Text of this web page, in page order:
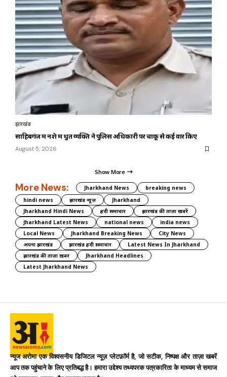
झारखंड
साहिबगंज में नशे में धुत व्यक्ति ने पुलिस अधिकारी पर चाकू से कई वार किए
August 5, 2026
Show More
More News: Jharkhand News
breaking news
hindi news
झारखंड न्यूज़
Jharkhand
Jharkhand Hindi News
हिंदी समाचार
झारखंड की ताज़ा खबरें
Jharkhand Latest News
national news
india news
Local News
Jharkhand Breaking News
City News
अपना झारखंड
झारखंड हिंदी समाचार
Latest News In Jharkhand
झारखंड की ताज़ा ख़बर
Jharkhand Headlines
Latest Jharkhand News
न्यूज अरोमा एक विश्वसनीय डिजिटल न्यूज़ प्लेटफ़ॉर्म है, जो सटीक, निष्पक्ष और ताज़ा खबरें
आप तक पहुंचाने के लिए प्रतिबद्ध है। हमारा उद्देश्य तथ्यपरक पत्रकारिता के माध्यम से समाज